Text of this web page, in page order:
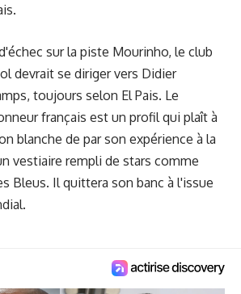
sur la piste Mourinho, le club
devrait se diriger vers Didier
toujours selon El Pais. Le
français est un profil qui plaît à
blanche de par son expérience à la
vestiaire rempli de stars comme
Bleus. Il quittera son banc à l'issue